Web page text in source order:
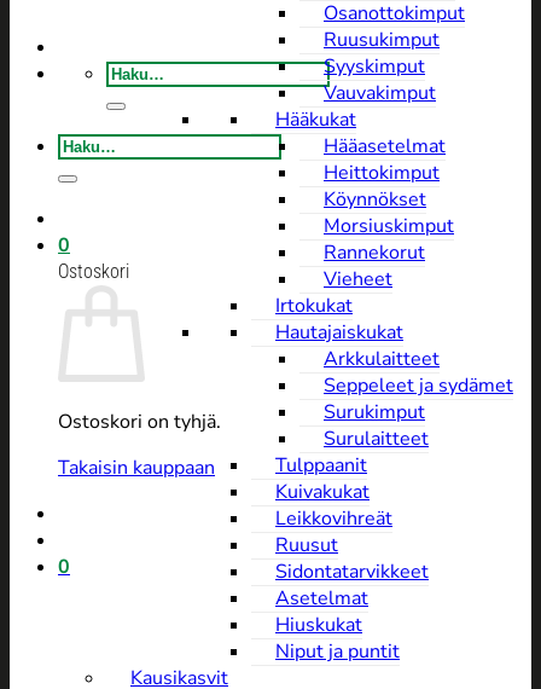
Etsi:
Etsi:
0
Ostoskori
Ostoskori on tyhjä.
Takaisin kauppaan
0
Osanottokimput
Ruusukimput
Syyskimput
Vauvakimput
Hääkukat
Hääasetelmat
Heittokimput
Köynnökset
Morsiuskimput
Rannekorut
Vieheet
Irtokukat
Hautajaiskukat
Arkkulaitteet
Seppeleet ja sydämet
Surukimput
Surulaitteet
Tulppaanit
Kuivakukat
Leikkovihreät
Ruusut
Sidontatarvikkeet
Asetelmat
Hiuskukat
Niput ja puntit
Kausikasvit